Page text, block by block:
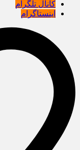
کانال تلگرام
اینستاگرام